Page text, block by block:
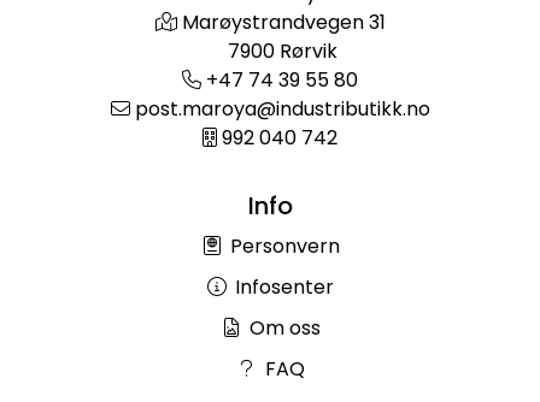
Marøystrandvegen 31
7900 Rørvik
+47 74 39 55 80
post.maroya@industributikk.no
992 040 742
Info
Personvern
Infosenter
Om oss
FAQ